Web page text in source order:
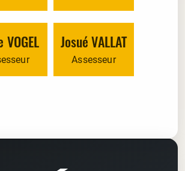
VOGEL Josué VALLAT
Assesseur